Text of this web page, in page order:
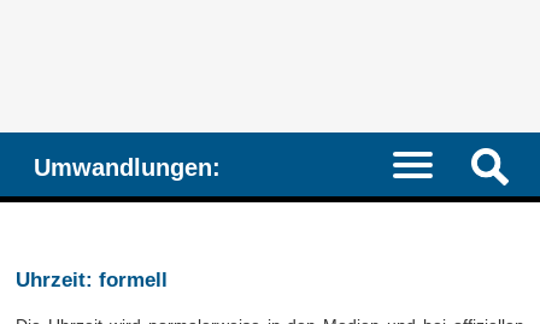
Umwandlungen:
Uhrzeit: formell